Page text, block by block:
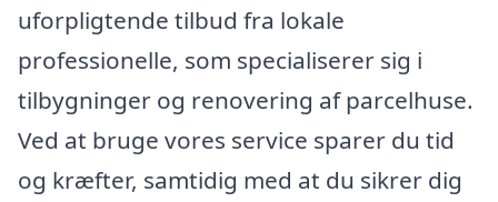
uforpligtende tilbud fra lokale
professionelle, som specialiserer sig i
tilbygninger og renovering af parcelhuse.
Ved at bruge vores service sparer du tid
og kræfter, samtidig med at du sikrer dig